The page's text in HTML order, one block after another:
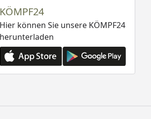
KÖMPF24
Hier können Sie unsere KÖMPF24
herunterladen